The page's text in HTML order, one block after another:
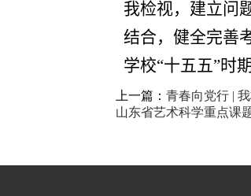
我检视，建立问
结合，健全完善
学校“十五五”时期
上一篇： 青春向党行 |
山东省艺术科学重点课